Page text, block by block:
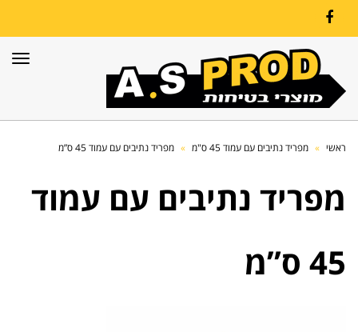
Facebook
ראשי » מפריד נתיבים עם עמוד 45 ס"מ » מפריד נתיבים עם עמוד 45 ס”מ
מפריד נתיבים עם עמוד
45 ס”מ